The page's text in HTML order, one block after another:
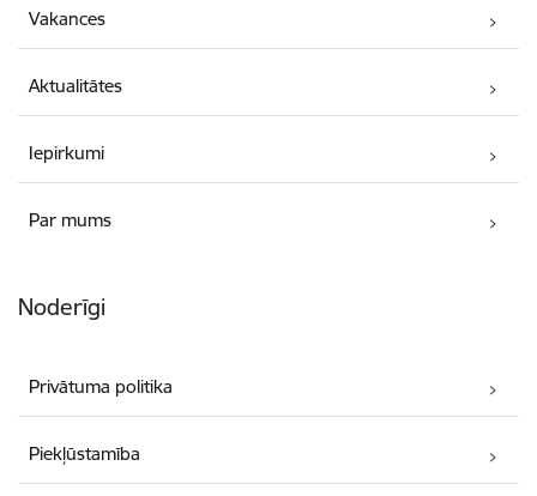
Vakances
Aktualitātes
Iepirkumi
Par mums
Noderīgi
Privātuma politika
Piekļūstamība